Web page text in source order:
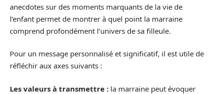
anecdotes sur des moments marquants de la vie de
l’enfant permet de montrer à quel point la marraine
comprend profondément l’univers de sa filleule.
Pour un message personnalisé et significatif, il est utile de
réfléchir aux axes suivants :
Les valeurs à transmettre : la marraine peut évoquer